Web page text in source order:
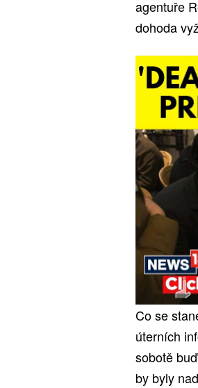
agentuře
dohoda
Co se
úterních
sobotě
by byly